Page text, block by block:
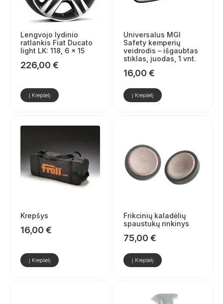
Lengvojo lydinio
ratlankis Fiat Ducato
light LK: 118, 6 x 15
226,00 €
Į Krepšelį
Universalus MGI
Safety kemperių
veidrodis – išgaubtas
stiklas, juodas, 1 vnt.
16,00 €
Į Krepšelį
Krepšys
16,00 €
Į Krepšelį
Frikcinių kaladėlių
spaustukų rinkinys
75,00 €
Į Krepšelį